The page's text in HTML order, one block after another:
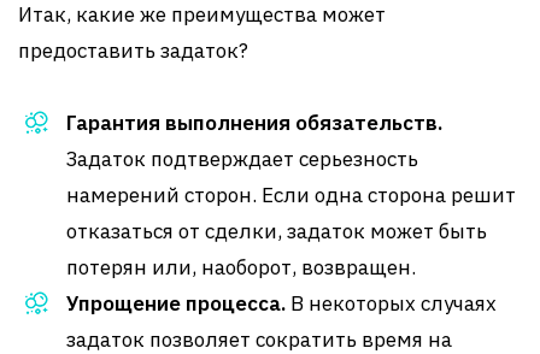
Итак, какие же преимущества может
предоставить задаток?
Гарантия выполнения обязательств.
Задаток подтверждает серьезность
намерений сторон. Если одна сторона решит
отказаться от сделки, задаток может быть
потерян или, наоборот, возвращен.
Упрощение процесса. В некоторых случаях
задаток позволяет сократить время на